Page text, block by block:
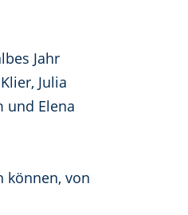
Jahr
Julia
und Elena
können, von